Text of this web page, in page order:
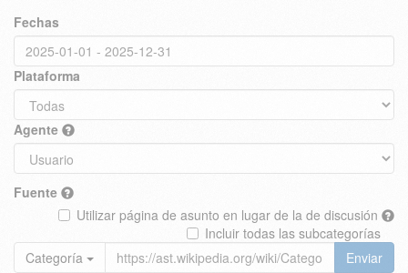
Fechas
Plataforma
Agente
Fuente
Utilizar página de asunto en lugar de la de discusión
Incluir todas las subcategorías
Categoría
Enviar